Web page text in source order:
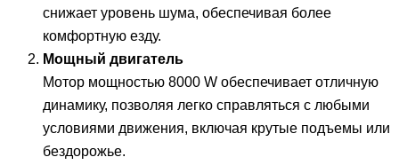
снижает уровень шума, обеспечивая более
комфортную езду.
Мощный двигатель
Мотор мощностью 8000 W обеспечивает отличную
динамику, позволяя легко справляться с любыми
условиями движения, включая крутые подъемы или
бездорожье.